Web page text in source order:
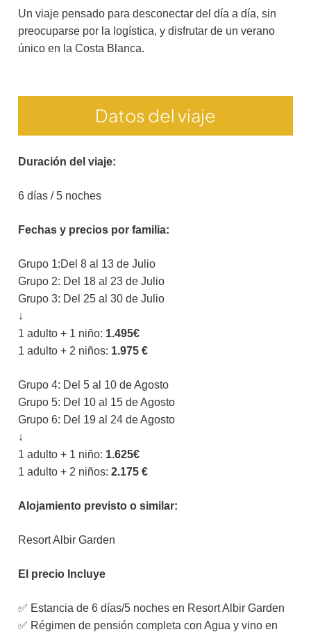
Un viaje pensado para desconectar del día a día, sin
preocuparse por la logística, y disfrutar de un verano
único en la Costa Blanca.
Datos del viaje
Duración del viaje:
6 días / 5 noches
Fechas y precios por familia:
Grupo 1:Del 8 al 13 de Julio
Grupo 2: Del 18 al 23 de Julio
Grupo 3: Del 25 al 30 de Julio
↓
1 adulto + 1 niño: 1.495€
1 adulto + 2 niños: 1.975 €
Grupo 4: Del 5 al 10 de Agosto
Grupo 5: Del 10 al 15 de Agosto
Grupo 6: Del 19 al 24 de Agosto
↓
1 adulto + 1 niño: 1.625€
1 adulto + 2 niños: 2.175 €
Alojamiento previsto o similar:
Resort Albir Garden
El precio Incluye
✅ Estancia de 6 días/5 noches en Resort Albir Garden
✅ Régimen de pensión completa con Agua y vino en